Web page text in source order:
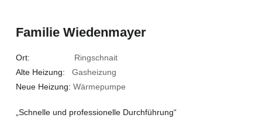
Familie Wiedenmayer
Ort: Ringschnait
Alte Heizung: Gasheizung
Neue Heizung: Wärmepumpe
„Schnelle und professionelle Durchführung“